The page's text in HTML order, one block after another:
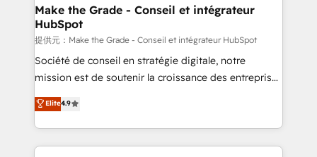
avec un engagement total, alignant processus
métiers et technologie, et guidant vos équipes à
travers le changement, tout en centrant vos objectifs
d’entreprise. Grâce à une méthodologie éprouvée
auprès de plus de 400 clients, nous comprenons
HubSpot dans votre organisation. Pour toute
question technique ou besoin de structuration de
Make the Grade - Conseil et intégrateur
HubSpot
提供元：Make the Grade - Conseil et intégrateur HubSpot
Société de conseil en stratégie digitale, notre
mission est de soutenir la croissance des entreprises
B2B à travers l’acquisition de nouveaux clients,
l'intégration CRM et le développement des revenus
auprès de vos comptes existants. En France et à
l'international, nous travaillons avec des ETI
Elite4.9